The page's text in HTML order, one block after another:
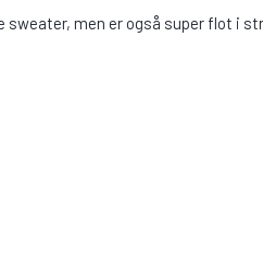
men er også super flot i